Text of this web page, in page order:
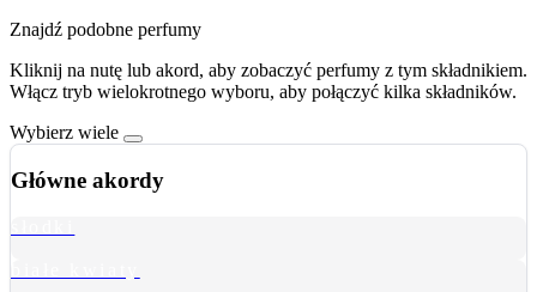
Znajdź podobne perfumy
Kliknij na nutę lub akord, aby zobaczyć perfumy z tym składnikiem.
Włącz tryb wielokrotnego wyboru, aby połączyć kilka składników.
Wybierz wiele
Główne akordy